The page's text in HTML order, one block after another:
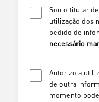
Sou o titular
utilização dos
pedido de
necessário
Autorizo a
de outra
momento